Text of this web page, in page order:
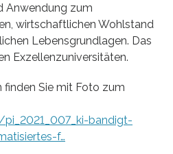
Anwendung zum
wirtschaftlichen Wohlstand
Lebensgrundlagen. Das
Exzellenzuniversitäten.
finden Sie mit Foto zum
bandigt-
f…